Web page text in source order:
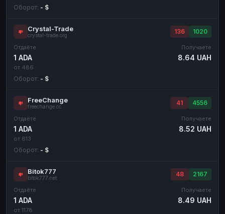
Оборот: - $
Crystal-Trade
crystal-trade.org
136 1020
Отдаёте
1 ADA
от 486
Получаете
8.64 UAH
Оборот: - $
FreeChange
freechange.cc
41 4556
Отдаёте
1 ADA
от 613
Получаете
8.52 UAH
Оборот: - $
Bitok777
bitok777.net
48 2167
Отдаёте
1 ADA
от 1178
Получаете
8.49 UAH